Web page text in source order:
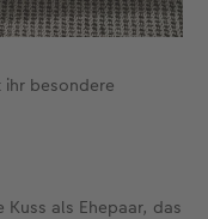
besondere
Kuss als Ehepaar, das